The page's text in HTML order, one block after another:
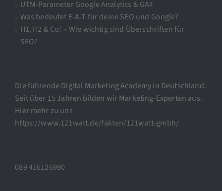
UTM-Parameter Google Analytics & GA4
Was bedeutet E-A-T für deine SEO und Google?
H1, H2 & Co! – Wie wichtig sind Überschriften für
SEO?
Die führende Digital Marketing Academy in Deutschland.
Seit über 15 Jahren bilden wir Marketing-Experten aus.
Hier mehr zu uns
https://www.121watt.de/fakten/121watt-gmbh/
089 416126990